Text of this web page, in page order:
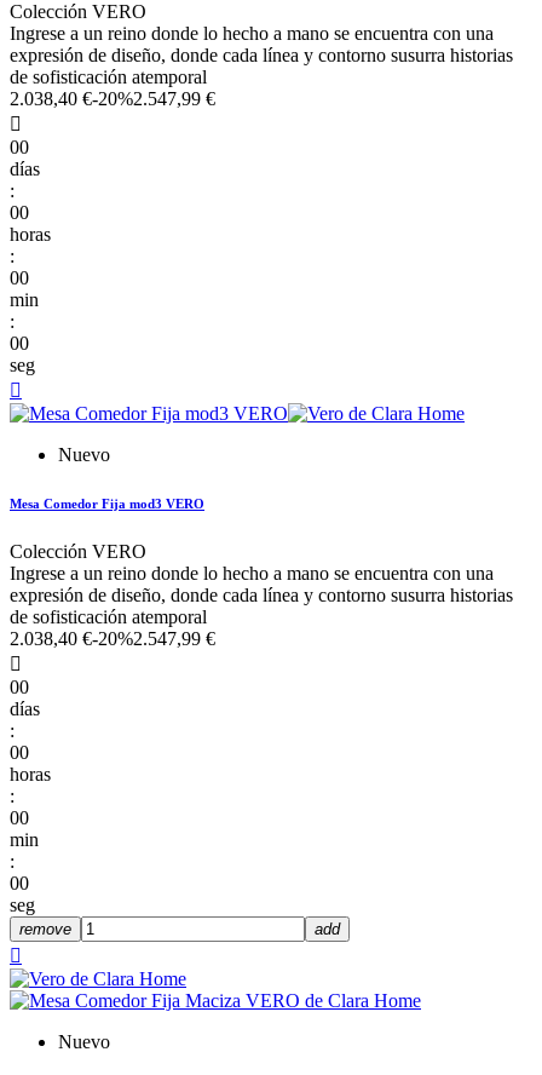
Colección VERO
Ingrese a un reino donde lo hecho a mano se encuentra con una
expresión de diseño, donde cada línea y contorno susurra historias
de sofisticación atemporal
2.038,40 €-20%2.547,99 €

00
días
:
00
horas
:
00
min
:
00
seg

Nuevo
Mesa Comedor Fija mod3 VERO
Colección VERO
Ingrese a un reino donde lo hecho a mano se encuentra con una
expresión de diseño, donde cada línea y contorno susurra historias
de sofisticación atemporal
2.038,40 €-20%2.547,99 €

00
días
:
00
horas
:
00
min
:
00
seg
remove add

Nuevo